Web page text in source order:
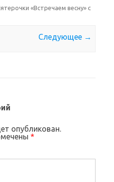
«Встречаем весну» с
Следующее →
опубликован.
*